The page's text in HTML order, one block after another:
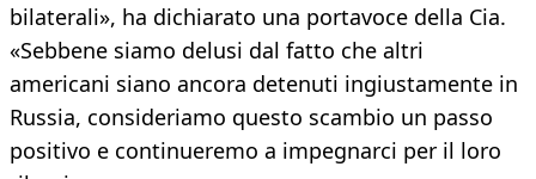
bilaterali», ha dichiarato una portavoce della Cia.
«Sebbene siamo delusi dal fatto che altri
americani siano ancora detenuti ingiustamente in
Russia, consideriamo questo scambio un passo
positivo e continueremo a impegnarci per il loro